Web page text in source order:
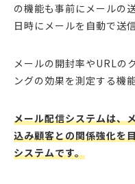
の機能も事前にメールの
日時にメールを自動で送
メールの開封率やURLの
ングの効果を測定する機
メール配信システムは、
込み顧客との関係強化を
システムです。